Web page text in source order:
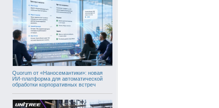
Quorum от «Наносемантики»: новая
ИИ-платформа для автоматической
обработки корпоративных встреч